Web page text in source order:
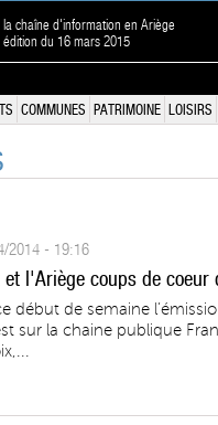
la chaîne d'information en Ariège
édition du 16 mars 2015
COMMUNES PATRIMOINE LOISIRS
2014 - 19:16
et l'Ariège coups de coeur
début de semaine
sur la chaine publique